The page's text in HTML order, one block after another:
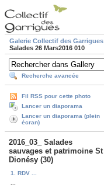
Galerie Collectif des Garrigues
Salades 26 Mars2016 010
Recherche avancée
Fil RSS pour cette photo
Lancer un diaporama
Lancer un diaporama (plein
écran)
2016_03_ Salades
sauvages et patrimoine St
Dionésy (30)
1. RDV ...